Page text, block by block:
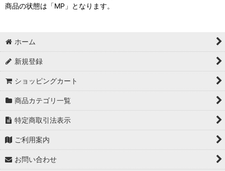
商品の状態は「MP」となります。
ホーム
新規登録
ショッピングカート
商品カテゴリ一覧
特定商取引法表示
ご利用案内
お問い合わせ